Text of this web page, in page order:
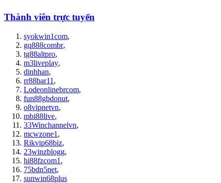
Thành viên trực tuyến
syokwin1com,
gq888combr,
tg88altpro,
m3liveplay,
dinhhan,
rr88bar11 ,
Lodeonlinebrcom,
fun88gbdonut,
o8vipnetvn,
mbi88live,
33Winchannelvn,
mcwzone1 ,
Rikvip68biz,
23winzblogg,
hi88fzcom1 ,
75bdn5net,
sunwin68plus